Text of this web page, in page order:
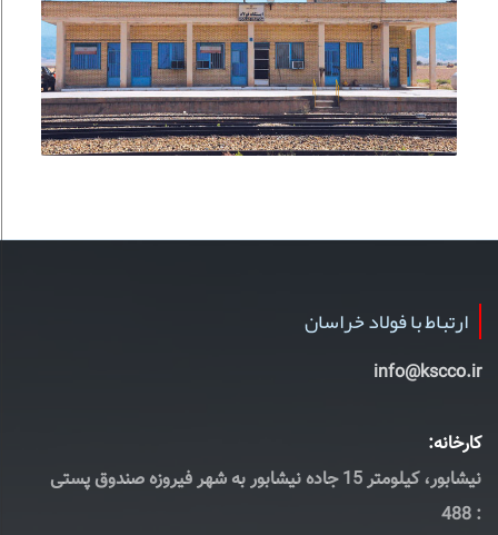
ارتباط با فولاد خراسان
info@kscco.ir
کارخانه:
نیشابور، کیلومتر 15 جاده نیشابور به شهر فیروزه صندوق پستی
: 488